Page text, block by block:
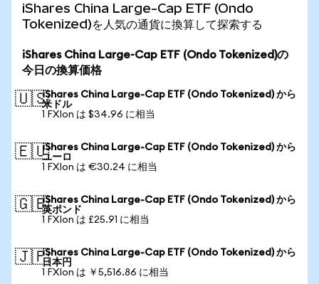
iShares China Large-Cap ETF (Ondo
Tokenized)を人気の通貨に換算して探索する
iShares China Large-Cap ETF (Ondo Tokenized)の
今日の換算価格
🇺🇸iShares China Large-Cap ETF (Ondo Tokenized) から
米ドル
1 FXIon は $34.96 に相当
🇪🇺iShares China Large-Cap ETF (Ondo Tokenized) から
ユーロ
1 FXIon は €30.24 に相当
🇬🇧iShares China Large-Cap ETF (Ondo Tokenized) から
英ポンド
1 FXIon は £25.91 に相当
🇯🇵iShares China Large-Cap ETF (Ondo Tokenized) から
日本円
1 FXIon は ￥5,516.86 に相当